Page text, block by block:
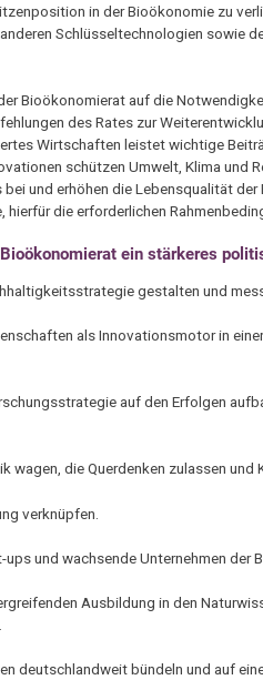
in der Bioökonomie zu
Schlüsseltechnologien sowie
Bioökonomierat auf die
des Rates zur
Wirtschaften leistet wichtige
schützen Umwelt, Klima
und erhöhen die Lebensqualität
die erforderlichen
ein stärkeres
gestalten und
als Innovationsmotor in
auf den Erfolgen
wagen, die Querdenken zulassen und
verknüpfen.
und wachsende Unternehmen der
Ausbildung in den
deutschlandweit bündeln und auf